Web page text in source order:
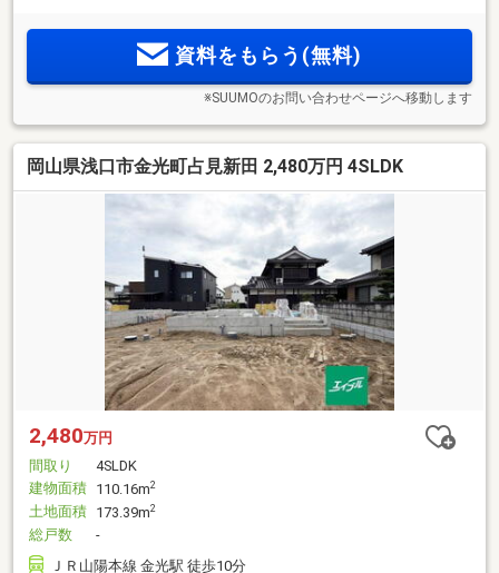
資料をもらう(無料)
※SUUMOのお問い合わせページへ移動します
岡山県浅口市金光町占見新田 2,480万円 4SLDK
2,480万円
間取り
4SLDK
建物面積 110.16m2
土地面積 173.39m2
総戸数
-
ＪＲ山陽本線 金光駅 徒歩10分